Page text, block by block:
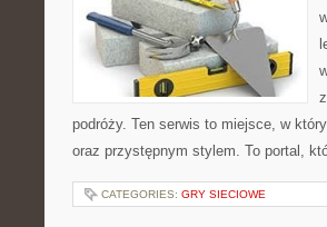
podróży. Ten serwis to miejsce, w
oraz przystępnym stylem. To portal,
CATEGORIES: GRY SIECIOWE